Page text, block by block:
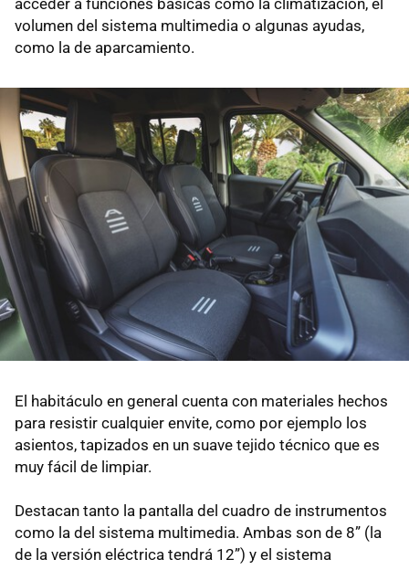
acceder a funciones básicas como la climatización, el
volumen del sistema multimedia o algunas ayudas,
como la de aparcamiento.
El habitáculo en general cuenta con materiales hechos
para resistir cualquier envite, como por ejemplo los
asientos, tapizados en un suave tejido técnico que es
muy fácil de limpiar.
Destacan tanto la pantalla del cuadro de instrumentos
como la del sistema multimedia. Ambas son de 8” (la
de la versión eléctrica tendrá 12”) y el sistema